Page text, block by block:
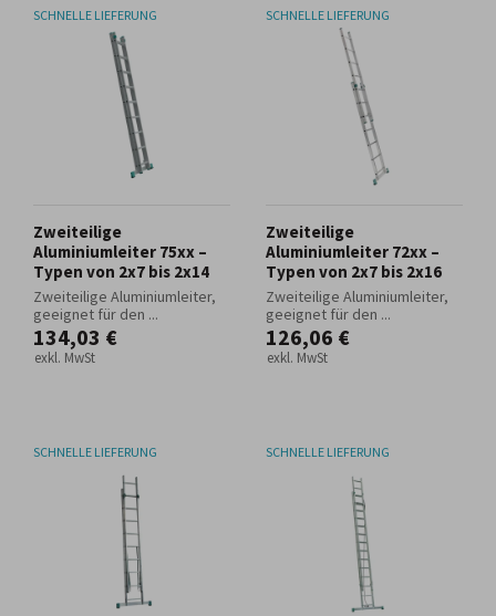
SCHNELLE LIEFERUNG
Zweiteilige
Aluminiumleiter 75xx –
Typen von 2x7 bis 2x14
Zweiteilige Aluminiumleiter,
geeignet für den ...
134,03 €
exkl. MwSt
SCHNELLE LIEFERUNG
Zweiteilige
Aluminiumleiter 72xx –
Typen von 2x7 bis 2x16
Zweiteilige Aluminiumleiter,
geeignet für den ...
126,06 €
exkl. MwSt
SCHNELLE LIEFERUNG SCHNELLE LIEFERUNG